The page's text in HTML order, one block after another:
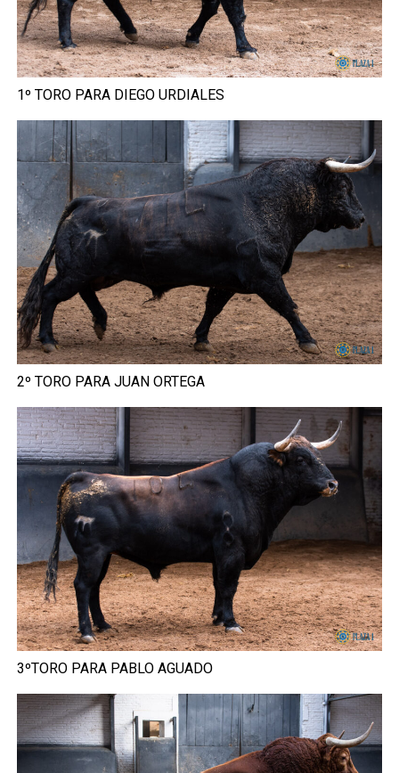
1º TORO PARA DIEGO URDIALES
2º TORO PARA JUAN ORTEGA
3ºTORO PARA PABLO AGUADO